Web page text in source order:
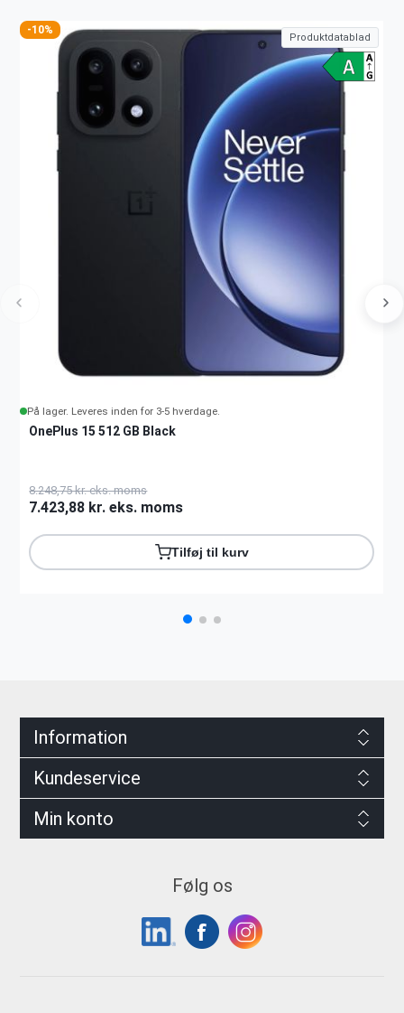
-10%
På lager. Leveres inden for 3-5 hverdage.
OnePlus 15 512 GB Black
Produktdatablad
8.248,75 kr. eks. moms
7.423,88 kr. eks. moms
Tilføj til kurv
Information
Kundeservice
Min konto
Følg os